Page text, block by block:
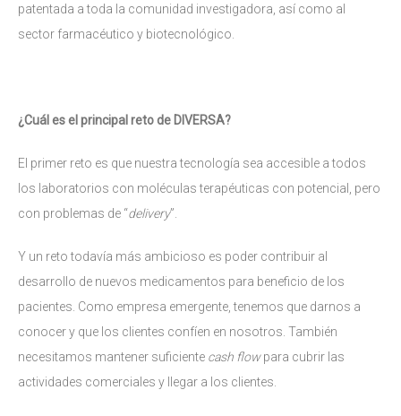
patentada a toda la comunidad investigadora, así como al
sector farmacéutico y biotecnológico.
¿Cuál es el principal reto de DIVERSA?
El primer reto es que nuestra tecnología sea accesible a todos
los laboratorios con moléculas terapéuticas con potencial, pero
con problemas de “delivery”.
Y un reto todavía más ambicioso es poder contribuir al
desarrollo de nuevos medicamentos para beneficio de los
pacientes. Como empresa emergente, tenemos que darnos a
conocer y que los clientes confíen en nosotros. También
necesitamos mantener suficiente cash flowpara cubrir las
actividades comerciales y llegar a los clientes.